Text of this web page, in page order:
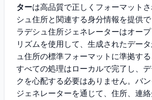
ターは高品質で正しくフォーマット
シュ住所と関連する身分情報を提供
ラデシュ住所ジェネレーターはオー
リズムを使用して、生成されたデー
ュ住所の標準フォーマットに準拠する
すべての処理はローカルで完了し、
クを心配する必要はありません。バ
ジェネレーターを通じて、住所、連